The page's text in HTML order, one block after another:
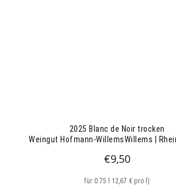
2025 Blanc de Noir trocken
Weingut Hofmann-WillemsWillems |
€9,50
für 0.75 l 12,67 € pro l)